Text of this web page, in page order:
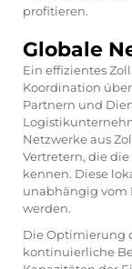
profitieren.
Globale
Ein effizientes
Koordination
Partnern und
Netzwerke aus
Vertretern, die
kennen. Diese
unabhängig vom
werden.
Die Optimierung
kontinuierliche